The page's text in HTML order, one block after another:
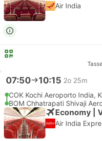
Air India
07:50 10:15 2o 25m
COK Kochi Aeroporto India,
BOM Chhatrapati Shivaji
Economy |
Air India